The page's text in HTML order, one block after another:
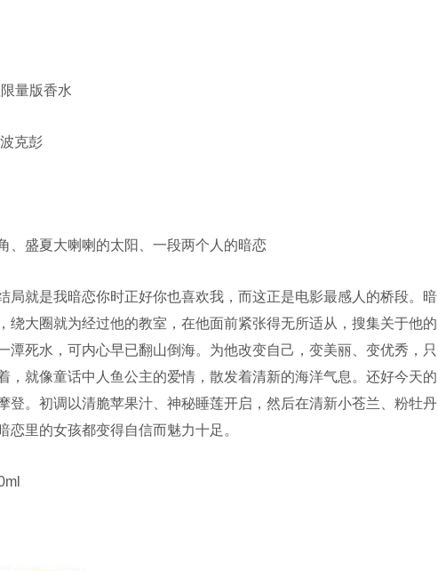
量版香水
克彭
盛夏大喇喇的太阳、一段两个人的暗恋
就是我暗恋你时正好你也喜欢我，而这正是电影最感人的桥段。暗
大圈就为经过他的教室，在他面前紧张得无所适从，搜集关于他的
死水，可内心早已翻山倒海。为他改变自己，变美丽、变优秀，只
，就像童话中人鱼公主的爱情，散发着清新的海洋气息。还好今天的
登。初调以清脆苹果汁、神秘睡莲开启，然后在清新小苍兰、粉牡丹
里的女孩都变得自信而魅力十足。